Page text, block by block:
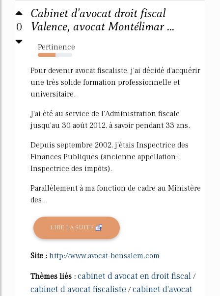
0
Cabinet d'avocat droit fiscal
Valence, avocat Montélimar ...
Pertinence
52%
Pour devenir avocat fiscaliste, j'ai décidé d'acquérir
une très solide formation professionnelle et
universitaire.
J'ai été au service de l'Administration fiscale
jusqu'au 30 août 2012, à savoir pendant 33 ans.
Depuis septembre 2002, j'étais Inspectrice des
Finances Publiques (ancienne appellation:
Inspectrice des impôts).
Parallèlement à ma fonction de cadre au Ministère
des...
LIRE LA SUITE
Site : http://www.avocat-bensalem.com
Thèmes liés : cabinet d avocat en droit fiscal /
cabinet d avocat fiscaliste /cabinet d'avocat